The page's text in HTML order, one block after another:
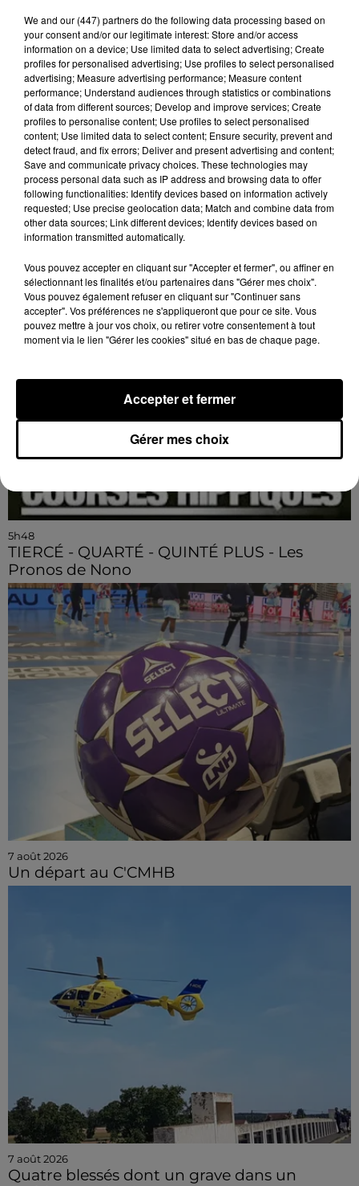
6h12
Ligue 3, Orléans commence le championnat
5h48
TIERCÉ - QUARTÉ - QUINTÉ PLUS - Les
Pronos de Nono
7 août 2026
Un départ au C'CMHB
7 août 2026
Quatre blessés dont un grave dans un
We and our (447) partnersdo the following data processing based on
your consent and/or our legitimate interest: Store and/or access
information on a device; Use limited data to select advertising; Create
profiles for personalised advertising; Use profiles to select personalised
advertising; Measure advertising performance; Measure content
performance; Understand audiences through statistics or combinations
of data from different sources; Develop and improve services; Create
profiles to personalise content; Use profiles to select personalised
content; Use limited data to select content; Ensure security, prevent and
detect fraud, and fix errors; Deliver and present advertising and content;
Save and communicate privacy choices. These technologies may
process personal data such as IP address and browsing data to offer
following functionalities: Identify devices based on information actively
requested; Use precise geolocation data; Match and combine data from
other data sources; Link different devices; Identify devices based on
information transmitted automatically.
Vous pouvez accepter en cliquant sur "Accepter et fermer", ou affiner en
sélectionnant les finalités et/ou partenaires dans "Gérer mes choix".
Vous pouvez également refuser en cliquant sur "Continuer sans
accepter". Vos préférences ne s'appliqueront que pour ce site. Vous
pouvez mettre à jour vos choix, ou retirer votre consentement à tout
moment via le lien "Gérer les cookies" situé en bas de chaque page.
Gérer mes choix
Accepter et fermer